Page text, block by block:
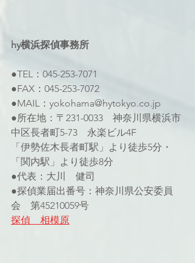
hy横浜探偵事務所
●TEL：045-253-7071
●FAX：045-253-7072
●MAIL：yokohama@hytokyo.co.jp
●所在地：〒231-0033　神奈川県横浜市
中区長者町5-73　永楽ビル4F
「伊勢佐木長者町駅」より徒歩5分・
「関内駅」より徒歩8分
●代表：大川　健司
●探偵業届出番号：神奈川県公安委員
会　第45210059号
探偵　相模原